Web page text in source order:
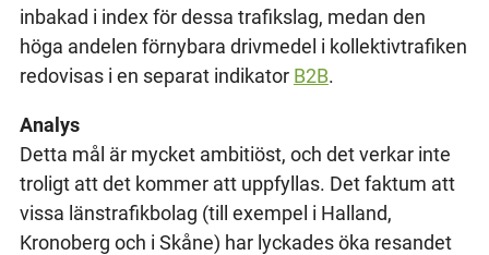
inbakad i index för dessa trafikslag, medan den
höga andelen förnybara drivmedel i kollektivtrafiken
redovisas i en separat indikator B2B.
Analys
Detta mål är mycket ambitiöst, och det verkar inte
troligt att det kommer att uppfyllas. Det faktum att
vissa länstrafikbolag (till exempel i Halland,
Kronoberg och i Skåne) har lyckades öka resandet